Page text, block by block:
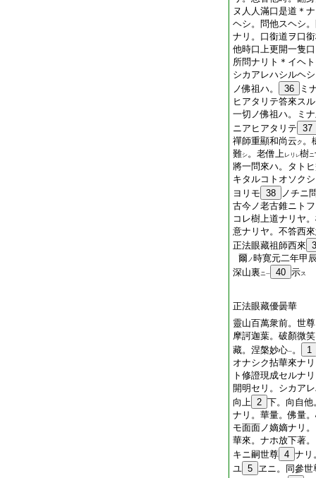
ヌ人人滿口是道＊
ヘシ。問他スヘシ
ナリ。口銜道ヲ口
他時口上更開一隻
所問ナリト＊イヘ
シカアレハシルヘ
ノ佛祖ハ。
36
ミ
ヒアタリテ答來ス
一切ノ佛祖ハ。ミ
ニアヒアタリテ 37
禪師重顯和尚云 ク 。
難シ。老僧上レリ レ樹ニ
將一問來ハ。タト
キタルコトオソク
ヨリモ 38
ノチニ
古今ノ老古錐ニト
コレ樹上道ナリヤ
意ナリヤ。不答西
正法眼藏祖師西來
爾 ノ時寛元二年甲
深山裏ニ一 40 示ス
正法眼藏優曇華
靈山百萬衆前。世
摩訶迦葉。破顏微
藏。涅槃妙心一。
1
オナシク拈華來ナ
ト修證現成セルナ
開明セリ。シカア
向上 2 下。向自他
ナリ。華量。佛量
モ面面ノ嫡嫡ナリ
華來。ナホ放下著
キニ嗣世尊 4 ナリ
ユ 5 ヱニ。同參世